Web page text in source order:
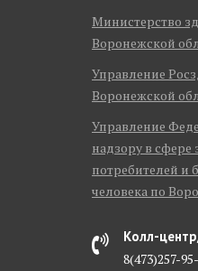
Министерство
Воронежской
Управление
Воронежской
Управление
надзору в
потребителей и
человека по
Колл-
8(473)257-